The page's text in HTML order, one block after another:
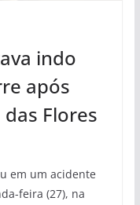
indo
após
Flores
em um acidente
feira (27), na